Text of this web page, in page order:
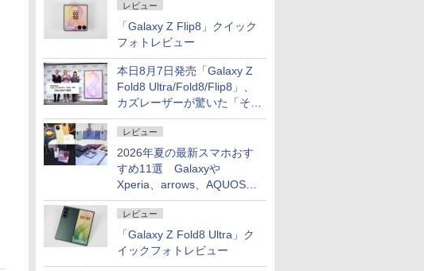
レビュー
「Galaxy Z Flip8」クイック
フォトレビュー
本日8月7日発売「Galaxy Z
Fold8 Ultra/Fold8/Flip8」、
カズレーザーが驚いた「そば
屋のメニュー並みの薄さ」
レビュー
2026年夏の最新スマホおす
すめ11選 Galaxyや
Xperia、arrows、AQUOSな
ど注目機種の特徴は
レビュー
「Galaxy Z Fold8 Ultra」ク
イックフォトレビュー